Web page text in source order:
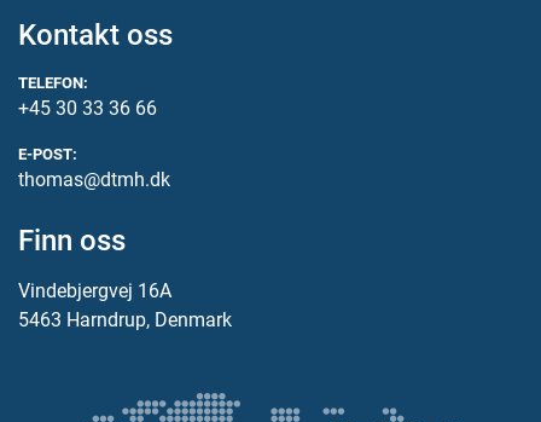
Kontakt oss
TELEFON:
+45 30 33 36 66
E-POST:
thomas@dtmh.dk
Finn oss
Vindebjergvej 16A
5463 Harndrup, Denmark